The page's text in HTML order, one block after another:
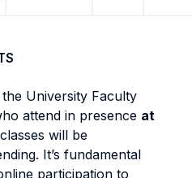
University Faculty
attend in presence at
will be
It’s fundamental
participation to